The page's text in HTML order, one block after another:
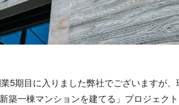
5期目に入りました弊社でございますが
一棟マンションを建てる」プロジェクト